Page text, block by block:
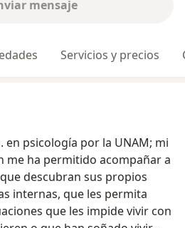
mensaje
Servicios y precios
por la UNAM; mi
me ha permitido acompañar a
descubran sus propios
internas, que les permita
que les impide vivir con